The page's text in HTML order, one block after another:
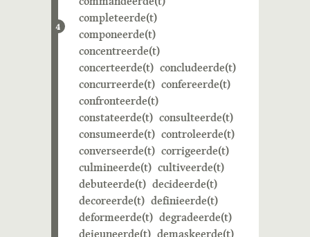
4
completeerde(t)
componeerde(t)
concentreerde(t)
concerteerde(t) concludeerde(t)
concurreerde(t) confereerde(t)
confronteerde(t)
constateerde(t) consulteerde(t)
consumeerde(t) controleerde(t)
converseerde(t) corrigeerde(t)
culmineerde(t) cultiveerde(t)
debuteerde(t) decideerde(t)
decoreerde(t) definieerde(t)
deformeerde(t) degradeerde(t)